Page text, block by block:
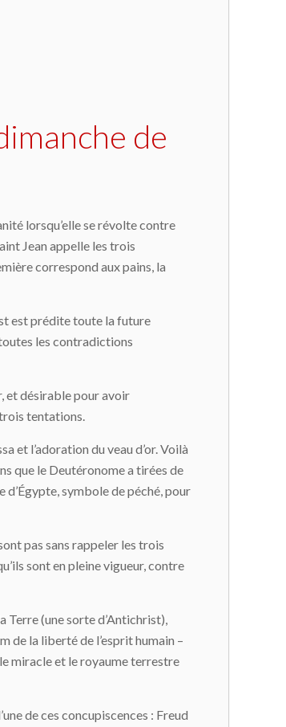
de
lorsqu’elle se révolte contre
Jean appelle les trois
correspond aux pains, la
est prédite toute la future
les contradictions
et désirable pour avoir
tentations.
et l’adoration du veau d’or. Voilà
que le Deutéronome a tirées de
d’Égypte, symbole de péché, pour
pas sans rappeler les trois
sont en pleine vigueur, contre
Terre (une sorte d’Antichrist),
de la liberté de l’esprit humain –
miracle et le royaume terrestre
de ces concupiscences : Freud